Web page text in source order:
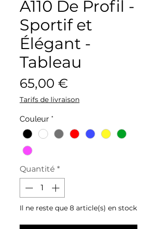
A110 De Profil -
Sportif et
Élégant -
Tableau
65,00 €
Tarifs de livraison
Couleur *
Quantité *
Il ne reste que 8 article(s) en stock